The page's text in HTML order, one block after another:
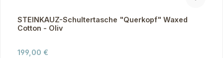
STEINKAUZ-Schultertasche "Querkopf" Waxed
Cotton - Oliv
Regulärer Preis:
199,00 €